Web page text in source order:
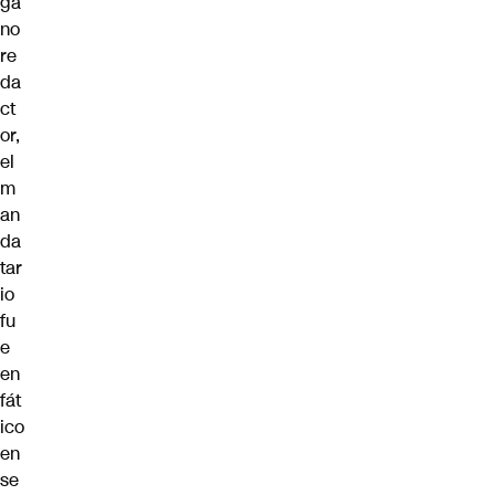
no
re
da
ct
or,
el
m
an
da
tar
io
fu
e
en
fát
ico
en
se